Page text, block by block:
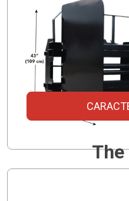
Brazo de 2
Respaldo
Bastidor
Agarra 1 o 2
The
Respaldo